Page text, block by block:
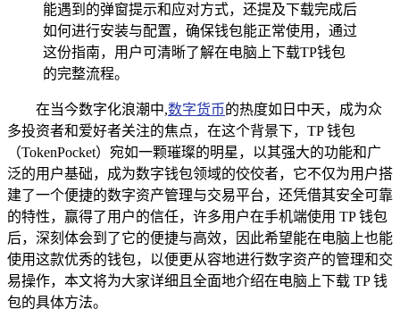
能遇到的弹窗提示和应对方式，还提及下载完成后
如何进行安装与配置，确保钱包能正常使用，通过
这份指南，用户可清晰了解在电脑上下载TP钱包
的完整流程。
在当今数字化浪潮中,数字货币的热度如日中天，成为众
多投资者和爱好者关注的焦点，在这个背景下，TP 钱包
（TokenPocket）宛如一颗璀璨的明星，以其强大的功能和广
泛的用户基础，成为数字钱包领域的佼佼者，它不仅为用户搭
建了一个便捷的数字资产管理与交易平台，还凭借其安全可靠
的特性，赢得了用户的信任，许多用户在手机端使用 TP 钱包
后，深刻体会到了它的便捷与高效，因此希望能在电脑上也能
使用这款优秀的钱包，以便更从容地进行数字资产的管理和交
易操作，本文将为大家详细且全面地介绍在电脑上下载 TP 钱
包的具体方法。